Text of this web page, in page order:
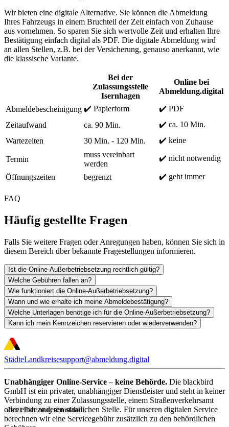
Wir bieten eine digitale Alternative. Sie können die Abmeldung
Ihres Fahrzeugs in einem Bruchteil der Zeit einfach von Zuhause
aus vornehmen. So sparen Sie sich wertvolle Zeit und erhalten Ihre
Bestätigung einfach digital als PDF. Die digitale Abmeldung wird
an allen Stellen, z.B. bei der Versicherung, genauso anerkannt, wie
die klassische Variante.
Bei der
Zulassungsstelle
Isernhagen
Online bei
Abmeldung.digital
Abmeldebescheinigung ✔️ Papierform
✔️ PDF
Zeitaufwand
ca. 90 Min.
✔️ ca. 10 Min.
Wartezeiten
30 Min. - 120 Min. ✔️ keine
Termin
muss vereinbart
werden
✔️ nicht notwendig
Öffnungszeiten begrenzt ✔️ geht immer
FAQ
Häufig gestellte Fragen
Falls Sie weitere Fragen oder Anregungen haben, können Sie sich in
diesem Bereich über bekannte Fragestellungen informieren.
Ist die Online-Außerbetriebsetzung rechtlich gültig?
Welche Gebühren fallen an?
Wie funktioniert die Online-Außerbetriebsetzung?
Wann und wie erhalte ich meine Abmeldebestätigung?
Welche Unterlagen benötige ich für die Online-Außerbetriebsetzung?
Kann ich mein Kennzeichen reservieren oder wiederverwenden?
Jetzt Fahrzeug abmelden
StädteLandkreisesupport@abmeldung.digital
Unabhängiger Online-Service – keine Behörde. Die blackbird
GmbH ist ein privater, unabhängiger Dienstleister und steht in keiner
Verbindung zu einer Zulassungsstelle, einem Straßenverkehrsamt
oder einer anderen staatlichen Stelle. Für unseren digitalen Service
berechnen wir eine Servicegebühr zusätzlich zu den behördlichen